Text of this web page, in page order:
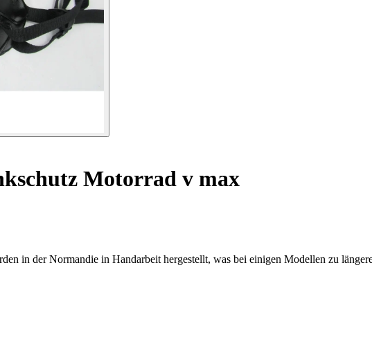
Motorrad v max
in der Normandie in Handarbeit hergestellt, was bei einigen Modellen zu